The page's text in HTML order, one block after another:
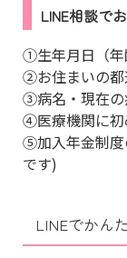
LINE相談で
①生年月日（年
②お住まいの都
③病名・現在の
④医療機関に初
⑤加入年金制度
です)
LINEでかん